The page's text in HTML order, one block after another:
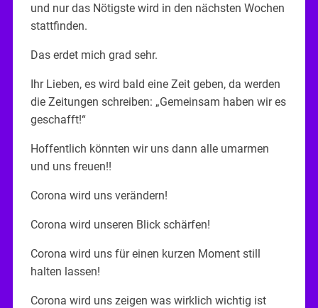
und nur das Nötigste wird in den nächsten Wochen
stattfinden.
Das erdet mich grad sehr.
Ihr Lieben, es wird bald eine Zeit geben, da werden
die Zeitungen schreiben: „Gemeinsam haben wir es
geschafft!“
Hoffentlich könnten wir uns dann alle umarmen
und uns freuen!!
Corona wird uns verändern!
Corona wird unseren Blick schärfen!
Corona wird uns für einen kurzen Moment still
halten lassen!
Corona wird uns zeigen was wirklich wichtig ist